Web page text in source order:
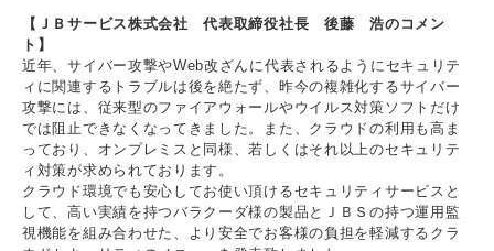
【ＪＢサービス株式会社 代表取締役社長 後藤 浩のコメン
ト】
近年、サイバー攻撃やWeb改ざんに代表されるようにセキュリテ
ィに関連するトラブルは後を絶たず、昨今の複雑化するサイバー
攻撃には、従来型のファイアウォールやウイルス対策ソフトだけ
では阻止できなくなってきました。また、クラウドの利用も高ま
っており、オンプレミスと同様、若しくはそれ以上のセキュリテ
ィ対策が求められております。
クラウド環境でも安心してお使い頂けるセキュリティサービスと
して、高い実績を持つバラクーダ様の製品とＪＢＳの持つ運用監
視機能を組み合わせた、より安全でお客様の負担を軽減するクラ